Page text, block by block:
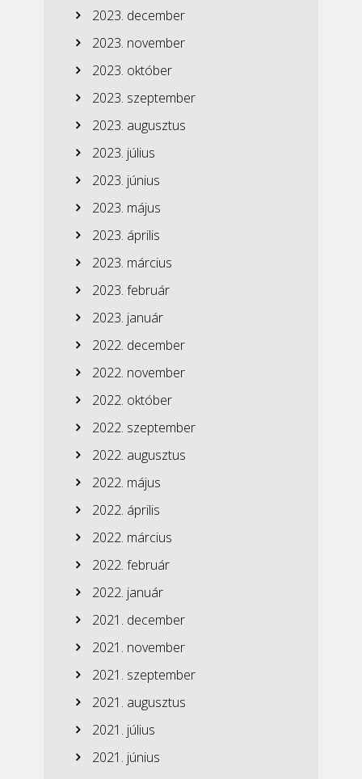
2023. december
2023. november
2023. október
2023. szeptember
2023. augusztus
2023. július
2023. június
2023. május
2023. április
2023. március
2023. február
2023. január
2022. december
2022. november
2022. október
2022. szeptember
2022. augusztus
2022. május
2022. április
2022. március
2022. február
2022. január
2021. december
2021. november
2021. szeptember
2021. augusztus
2021. július
2021. június